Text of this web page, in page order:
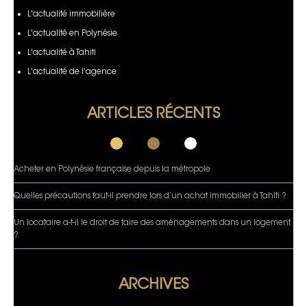
L'actualité immobilière
L'actualité en Polynésie
L'actualité à Tahiti
L'actualité de l’agence
ARTICLES RÉCENTS
Acheter en Polynésie française depuis la métropole
Quelles précautions faut-il prendre lors d’un achat immobilier à Tahiti ?
Un locataire a-t-il le droit de faire des aménagements dans un logement
?
ARCHIVES